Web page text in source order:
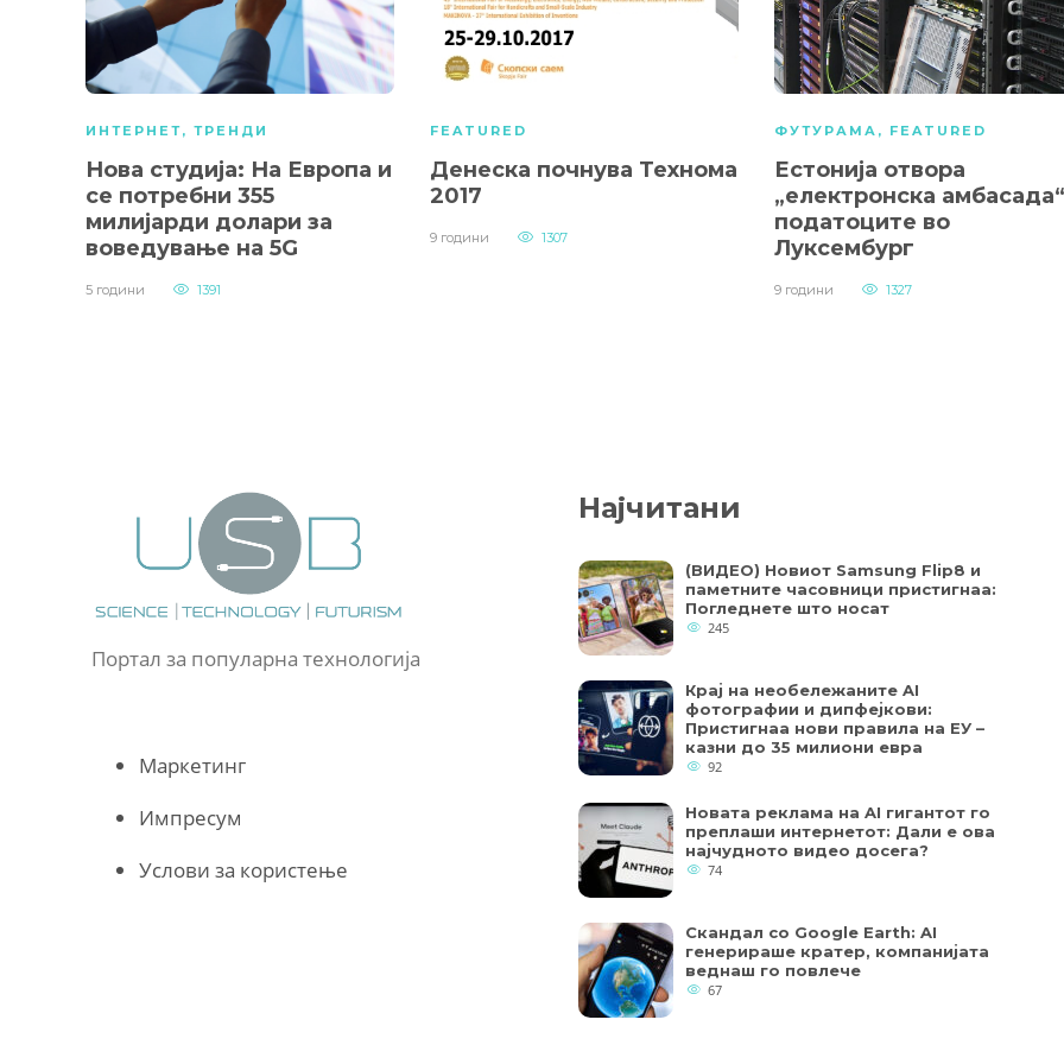
ИНТЕРНЕТ, ТРЕНДИ
Нова студија: На Европа и
се потребни 355
милијарди долари за
воведување на 5G
5 години 1391
FEATURED
Денеска почнува Технома
2017
9 години 1307
ФУТУРАМА , FEATURED
Естонија отвора
„електронска
податоците во
Луксембург
9 години 1327
Портал за популарна технологија
Маркетинг
Импресум
Услови за користење
Најчитани
(ВИДЕО) Новиот Samsung Flip8 и
паметните часовници пристигнаа:
Погледнете што носат
245
Крај на необележаните AI
фотографии и дипфејкови:
Пристигнаа нови правила на ЕУ –
казни до 35 милиони евра
92
Новата реклама на AI гигантот го
преплаши интернетот: Дали е ова
најчудното видео досега?
74
Скандал со Google Earth: AI
генерираше кратер, компанијата
веднаш го повлече
67